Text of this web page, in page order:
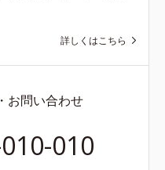
詳しくはこちら
お問い合わせ
010